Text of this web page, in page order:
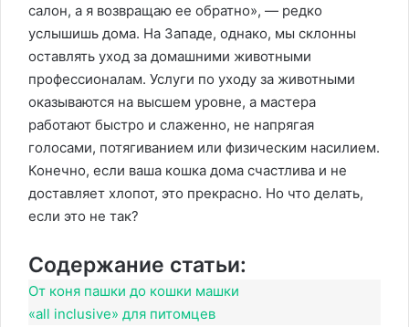
салон, а я возвращаю ее обратно», — редко
услышишь дома. На Западе, однако, мы склонны
оставлять уход за домашними животными
профессионалам. Услуги по уходу за животными
оказываются на высшем уровне, а мастера
работают быстро и слаженно, не напрягая
голосами, потягиванием или физическим насилием.
Конечно, если ваша кошка дома счастлива и не
доставляет хлопот, это прекрасно. Но что делать,
если это не так?
Содержание статьи:
От коня пашки до кошки машки
«all inclusive» для питомцев